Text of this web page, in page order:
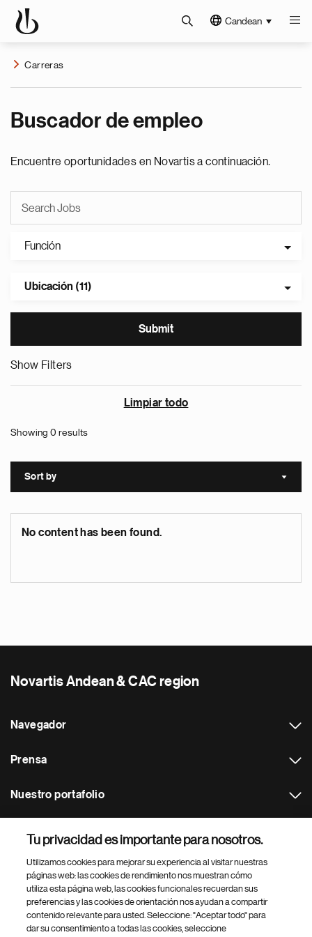
Candean
Carreras
Buscador de empleo
Encuentre oportunidades en Novartis a continuación.
Función
Ubicación (11)
Show Filters
Limpiar todo
Showing 0 results
Sort by Sort
No content has been found.
Novartis Andean & CAC region
Navegador
Prensa
Nuestro portafolio
Footer Site Search
Tu privacidad es importante para nosotros.
Utilizamos cookies para mejorar su experiencia al visitar nuestras
páginas web: las cookies de rendimiento nos muestran cómo
utiliza esta página web, las cookies funcionales recuerdan sus
preferencias y las cookies de orientación nos ayudan a compartir
contenido relevante para usted. Seleccione: "Aceptar todo" para
dar su consentimiento a todas las cookies, seleccione